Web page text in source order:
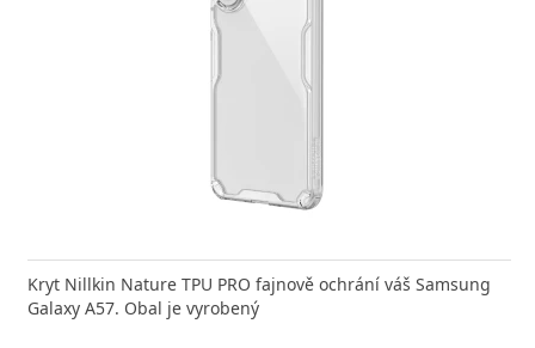
Kryt Nillkin Nature TPU PRO fajnově ochrání váš Samsung
Galaxy A57. Obal je vyrobený